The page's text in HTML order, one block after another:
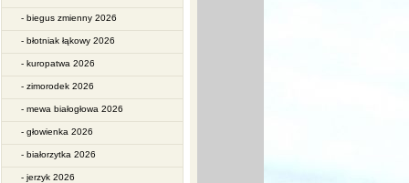
- biegus zmienny 2026
- błotniak łąkowy 2026
- kuropatwa 2026
- zimorodek 2026
- mewa białogłowa 2026
- głowienka 2026
- białorzytka 2026
- jerzyk 2026